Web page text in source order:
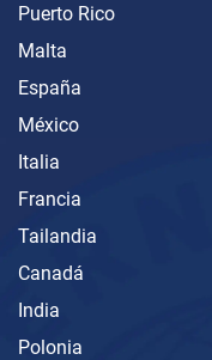
Puerto Rico
Malta
España
México
Italia
Francia
Tailandia
Canadá
India
Polonia